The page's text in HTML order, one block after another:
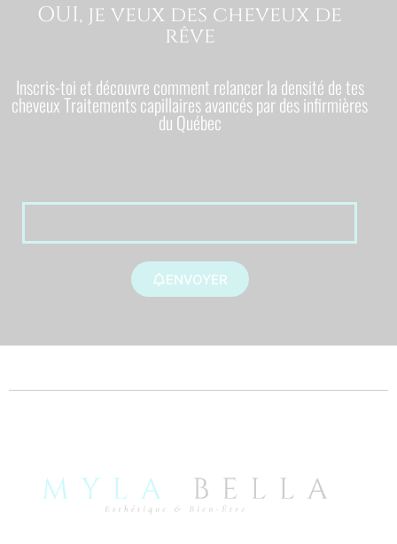
OUI, je veux des cheveux de
rêve
Inscris-toi et découvre comment relancer la densité de tes
cheveux Traitements capillaires avancés par des infirmières
du Québec
ENVOYER